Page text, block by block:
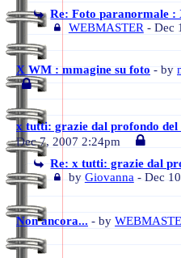
Re: Foto paranormale
WEBMASTER - Dec
X WM : mmagine su foto - by
x tutti: grazie dal profondo del
Dec 7, 2007 2:24pm
Re: x tutti: grazie dal
by Giovanna - Dec
Non ancora... - by